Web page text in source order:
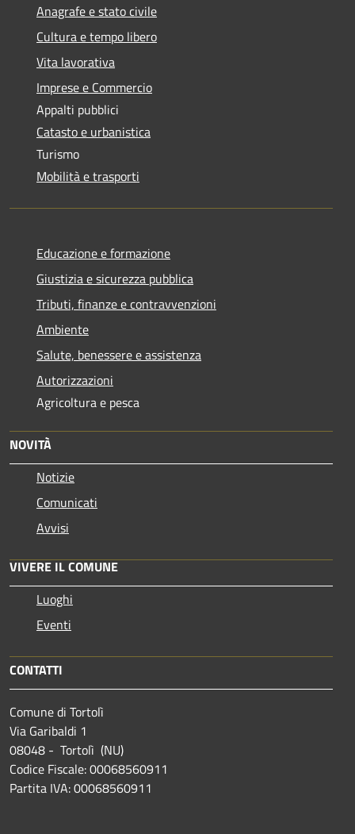
Anagrafe e stato civile
Cultura e tempo libero
Vita lavorativa
Imprese e Commercio
Appalti pubblici
Catasto e urbanistica
Turismo
Mobilità e trasporti
Educazione e formazione
Giustizia e sicurezza pubblica
Tributi, finanze e contravvenzioni
Ambiente
Salute, benessere e assistenza
Autorizzazioni
Agricoltura e pesca
NOVITÀ
Notizie
Comunicati
Avvisi
VIVERE IL COMUNE
Luoghi
Eventi
CONTATTI
Comune di Tortolì
Via Garibaldi 1
08048 - Tortolì (NU)
Codice Fiscale: 00068560911
Partita IVA: 00068560911